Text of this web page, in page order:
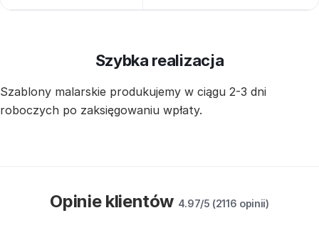
Szybka realizacja
Szablony malarskie produkujemy w ciągu 2-3 dni
roboczych po zaksięgowaniu wpłaty.
Opinie klientów 4.97/5 (2116 opinii)